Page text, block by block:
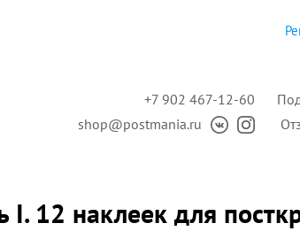
+7 902 467-12-60
shop@postmania.ru
12 наклеек для